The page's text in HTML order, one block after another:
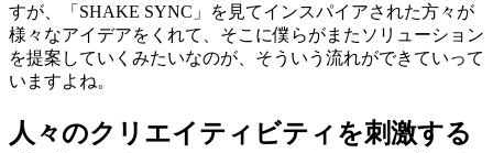
すが、「SHAKE SYNC」を見てインスパイアされた方々が
様々なアイデアをくれて、そこに僕らがまたソリューション
を提案していくみたいなのが、そういう流れができていって
いますよね。
人々のクリエイティビティを刺激する